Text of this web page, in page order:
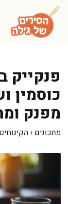
לדלג
לתוכן
פנקייק
כוסמין
מפנק
מתכונים ›